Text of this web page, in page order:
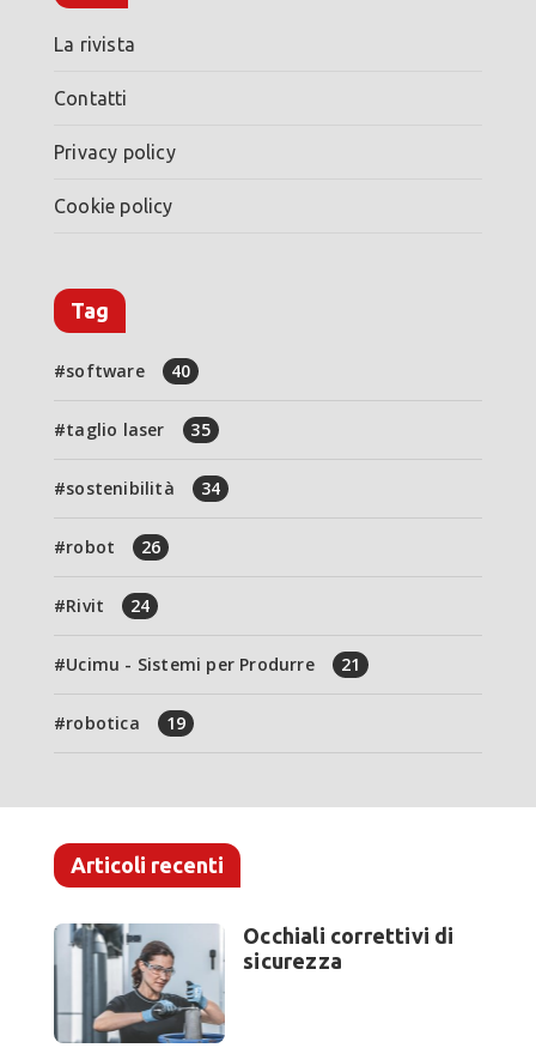
La rivista
Contatti
Privacy policy
Cookie policy
Tag
software 40
taglio laser 35
sostenibilità 34
robot 26
Rivit 24
Ucimu - Sistemi per Produrre 21
robotica 19
Articoli recenti
Occhiali correttivi di
sicurezza